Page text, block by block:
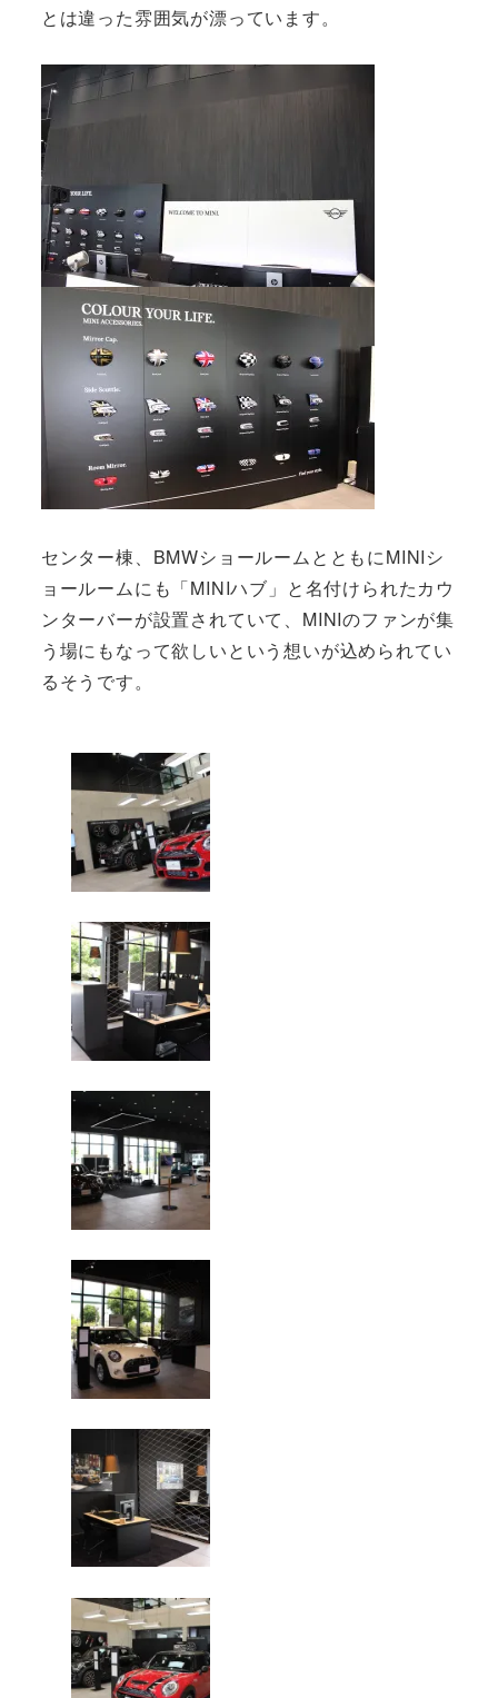
とは違った雰囲気が漂っています。
センター棟、BMWショールームとともにMINIシ
ョールームにも「MINIハブ」と名付けられたカウ
ンターバーが設置されていて、MINIのファンが集
う場にもなって欲しいという想いが込められてい
るそうです。